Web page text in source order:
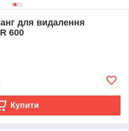
для видалення
600
Купити